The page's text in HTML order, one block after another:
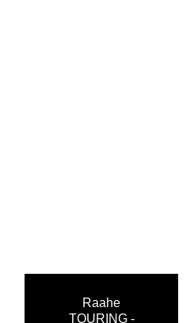
Raahe
TOURING -